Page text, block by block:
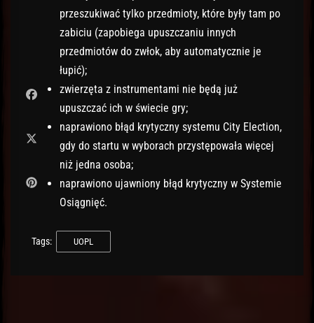
przeszukiwać tylko przedmioty, które były tam po
zabiciu (zapobiega upuszczaniu innych
przedmiotów do zwłok, aby automatycznie je
łupić);
zwierzęta z instrumentami nie będą już
upuszczać ich w świecie gry;
naprawiono błąd krytyczny systemu City Election,
gdy do startu w wyborach przystępowała więcej
niż jedna osoba;
naprawiono ujawniony błąd krytyczny w Systemie
Osiągnięć.
Tags: UOPL